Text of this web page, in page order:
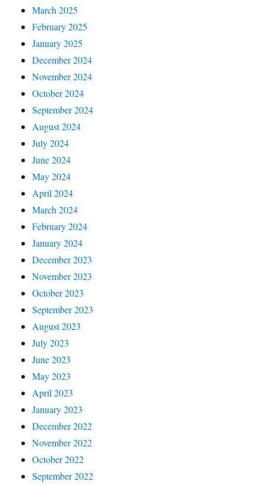
March 2025
February 2025
January 2025
December 2024
November 2024
October 2024
September 2024
August 2024
July 2024
June 2024
May 2024
April 2024
March 2024
February 2024
January 2024
December 2023
November 2023
October 2023
September 2023
August 2023
July 2023
June 2023
May 2023
April 2023
January 2023
December 2022
November 2022
October 2022
September 2022